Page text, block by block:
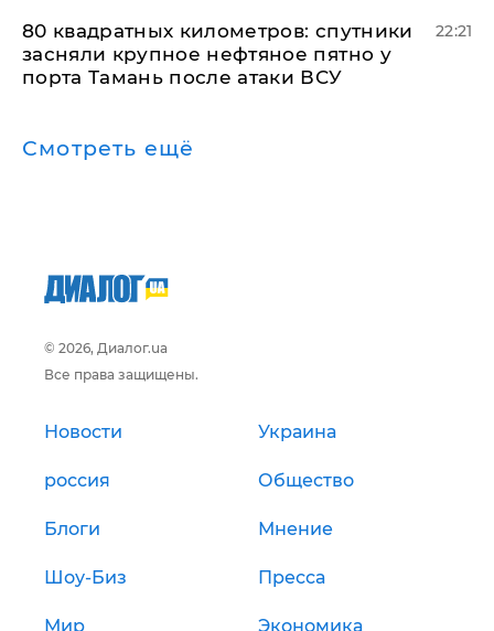
80 квадратных километров: спутники
засняли крупное нефтяное пятно у
порта Тамань после атаки ВСУ
22:21
Смотреть ещё
© 2026, Диалог.ua
Все права защищены.
Новости Украина
россия Общество
Блоги Мнение
Шоу-Биз Пресса
Мир Экономика